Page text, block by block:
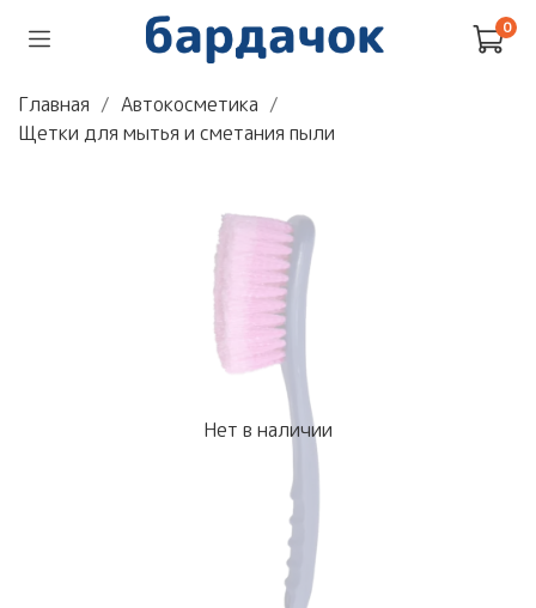
0
Главная
Автокосметика
Щетки для мытья и сметания пыли
Нет в наличии